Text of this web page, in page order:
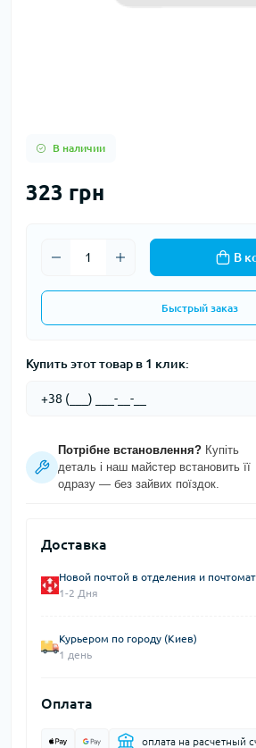
В наличии
323 грн
В
Быстрый заказ
Купить этот товар в 1 клик:
Потрібне встановлення? Купіть
деталь і наш майстер встановить її
одразу — без зайвих поїздок.
Доставка
Новой почтой в отделения и
1-2 Дня
Курьером по городу (Киев)
1 день
Оплата
оплата на расчетный